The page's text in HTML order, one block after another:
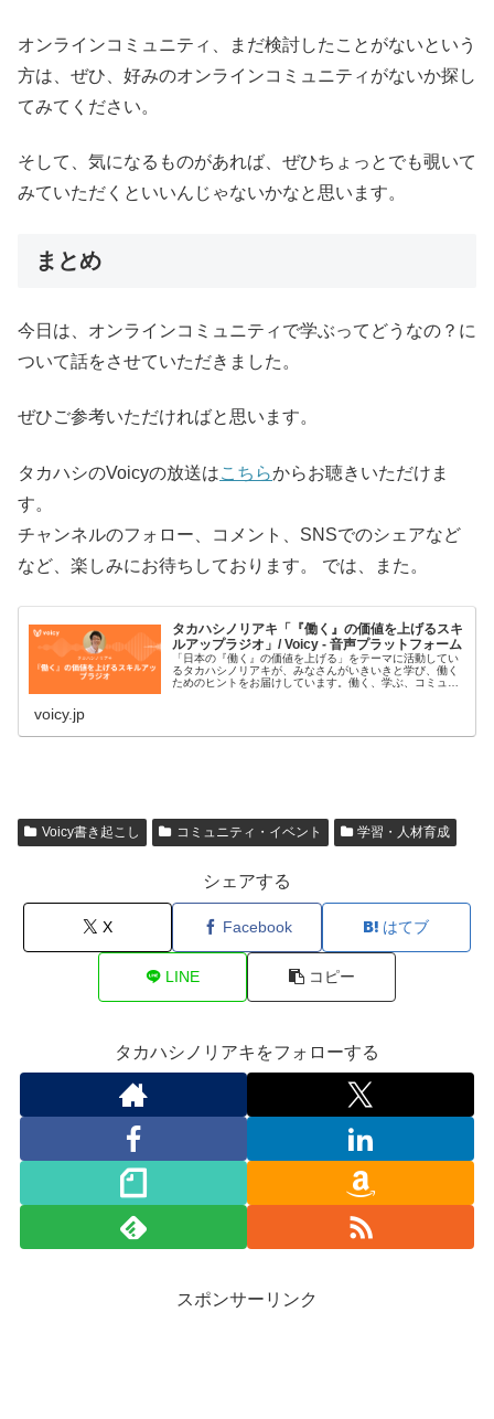
オンラインコミュニティ、まだ検討したことがないという
方は、ぜひ、好みのオンラインコミュニティがないか探し
てみてください。
そして、気になるものがあれば、ぜひちょっとでも覗いて
みていただくといいんじゃないかなと思います。
まとめ
今日は、オンラインコミュニティで学ぶってどうなの？に
ついて話をさせていただきました。
ぜひご参考いただければと思います。
タカハシのVoicyの放送はこちらからお聴きいただけま
す。
チャンネルのフォロー、コメント、SNSでのシェアなど
など、楽しみにお待ちしております。 では、また。
タカハシノリアキ「『働く』の価値を上げるスキ
ルアップラジオ」/ Voicy - 音声プラットフォーム
「日本の『働く』の価値を上げる」をテーマに活動してい
るタカハシノリアキが、みなさんがいきいきと学び、働く
ためのヒントをお届けしています。働く、学ぶ、コミュニ
voicy.jp
Voicy書き起こし コミュニティ・イベント 学習・人材育成
シェアする
X Facebook はてブ
LINE コピー
タカハシノリアキをフォローする
スポンサーリンク